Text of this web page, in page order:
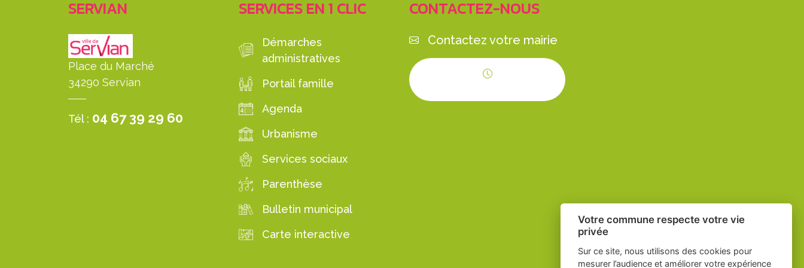
SERVIAN
Place du Marché
34290 Servian
Tél : 04 67 39 29 60
SERVICES EN 1 CLIC
Démarches
administratives
Portail famille
Agenda
Urbanisme
Services sociaux
Parenthèse
Bulletin municipal
Carte interactive
CONTACTEZ-NOUS
Contactez votre mairie
Votre commune respecte votre vie
privée
Sur ce site, nous utilisons des cookies pour
mesurer l’audience et améliorer votre expérience